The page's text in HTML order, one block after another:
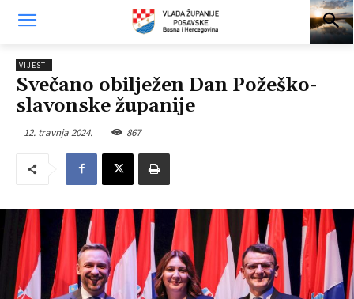
VIJESTI
Svečano obilježen Dan Požeško-
slavonske županije
12. travnja 2024. 867